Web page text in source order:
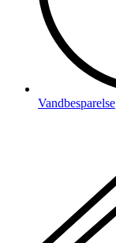
Vandbesparelse